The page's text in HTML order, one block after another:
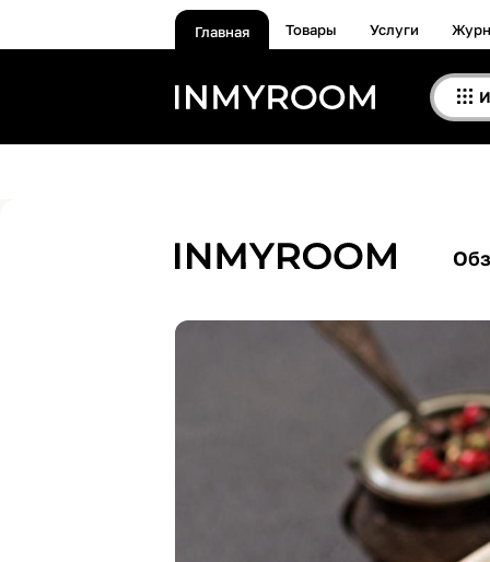
Главная Товары Услуги